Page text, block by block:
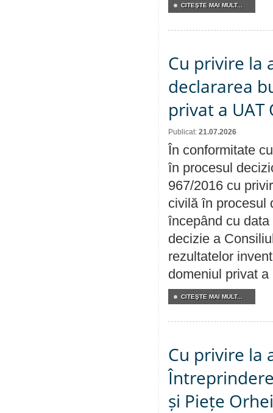
CITEŞTE MAI MULT...
Cu privire la
declararea
privat a UAT
Publicat: 21.07.2026
În conformitate
în procesul
967/2016 cu
civilă în procesul
începând cu
decizie a
rezultatelor
domeniul privat a
CITEŞTE MAI MULT...
Cu privire la
și Piețe